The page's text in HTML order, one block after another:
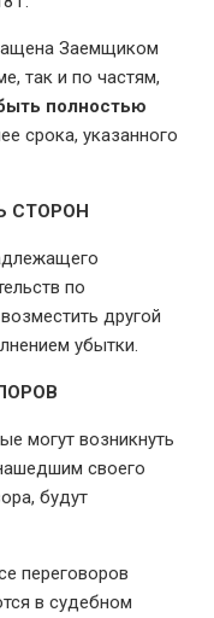
Заемщиком
так и по частям,
полностью
срока, указанного
СТОРОН
по
другой
убытки.
могут возникнуть
своего
будут
переговоров
в судебном